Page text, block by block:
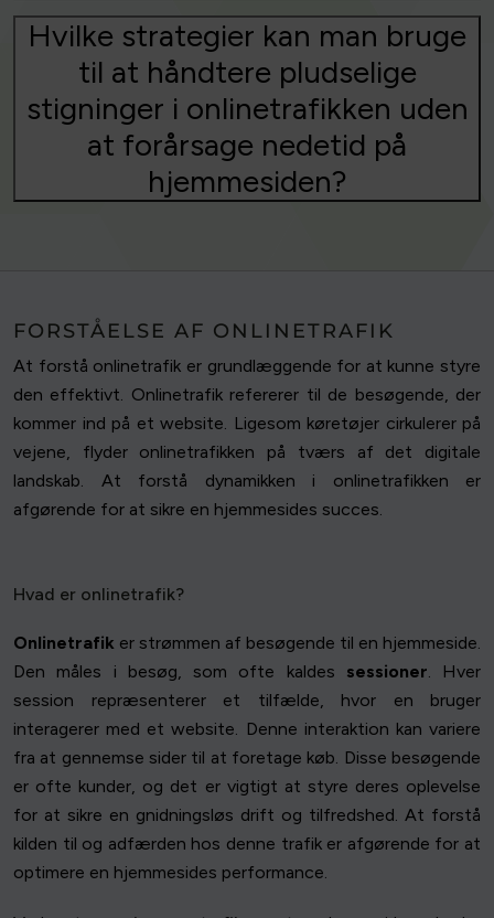
Hvilke strategier kan man bruge
til at håndtere pludselige
stigninger i onlinetrafikken uden
at forårsage nedetid på
hjemmesiden?
FORSTÅELSE AF ONLINETRAFIK
At forstå onlinetrafik er grundlæggende for at kunne styre
den effektivt. Onlinetrafik refererer til de besøgende, der
kommer ind på et website. Ligesom køretøjer cirkulerer på
vejene, flyder onlinetrafikken på tværs af det digitale
landskab. At forstå dynamikken i onlinetrafikken er
afgørende for at sikre en hjemmesides succes.
Hvad er onlinetrafik?
Onlinetrafik er strømmen af besøgende til en hjemmeside.
Den måles i besøg, som ofte kaldes sessioner. Hver
session repræsenterer et tilfælde, hvor en bruger
interagerer med et website. Denne interaktion kan variere
fra at gennemse sider til at foretage køb. Disse besøgende
er ofte kunder, og det er vigtigt at styre deres oplevelse
for at sikre en gnidningsløs drift og tilfredshed. At forstå
kilden til og adfærden hos denne trafik er afgørende for at
optimere en hjemmesides performance.